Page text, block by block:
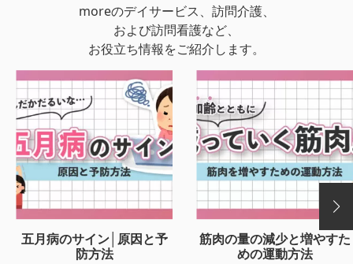
moreのデイサービス、訪問介護、
および訪問看護など、
お役立ち情報をご紹介します。
五月病のサイン│原因と予
防方法
筋肉の量の減少と増やすた
めの運動方法